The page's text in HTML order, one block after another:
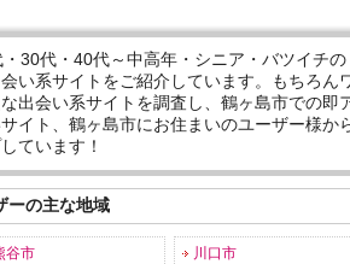
30代・40代～中高年・シニア・バツイチの
い系サイトをご紹介しています。もちろん
出会い系サイトを調査し、鶴ヶ島市での即
イト、鶴ヶ島市にお住まいのユーザー様か
ています！
ーの主な地域
谷市 川口市